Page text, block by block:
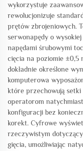
wykorzystuje
rewolucjonizuje
prętów zbrojeniowych.
serwonapędy o
napędami śrubowymi
cięcia na poziomie ±0,5
dokładnie określone
komputerowa
które przechowują setki
operatorom
konfiguracji bez
korekt. Cyfrowe
rzeczywistym
gięcia, umożliwiając